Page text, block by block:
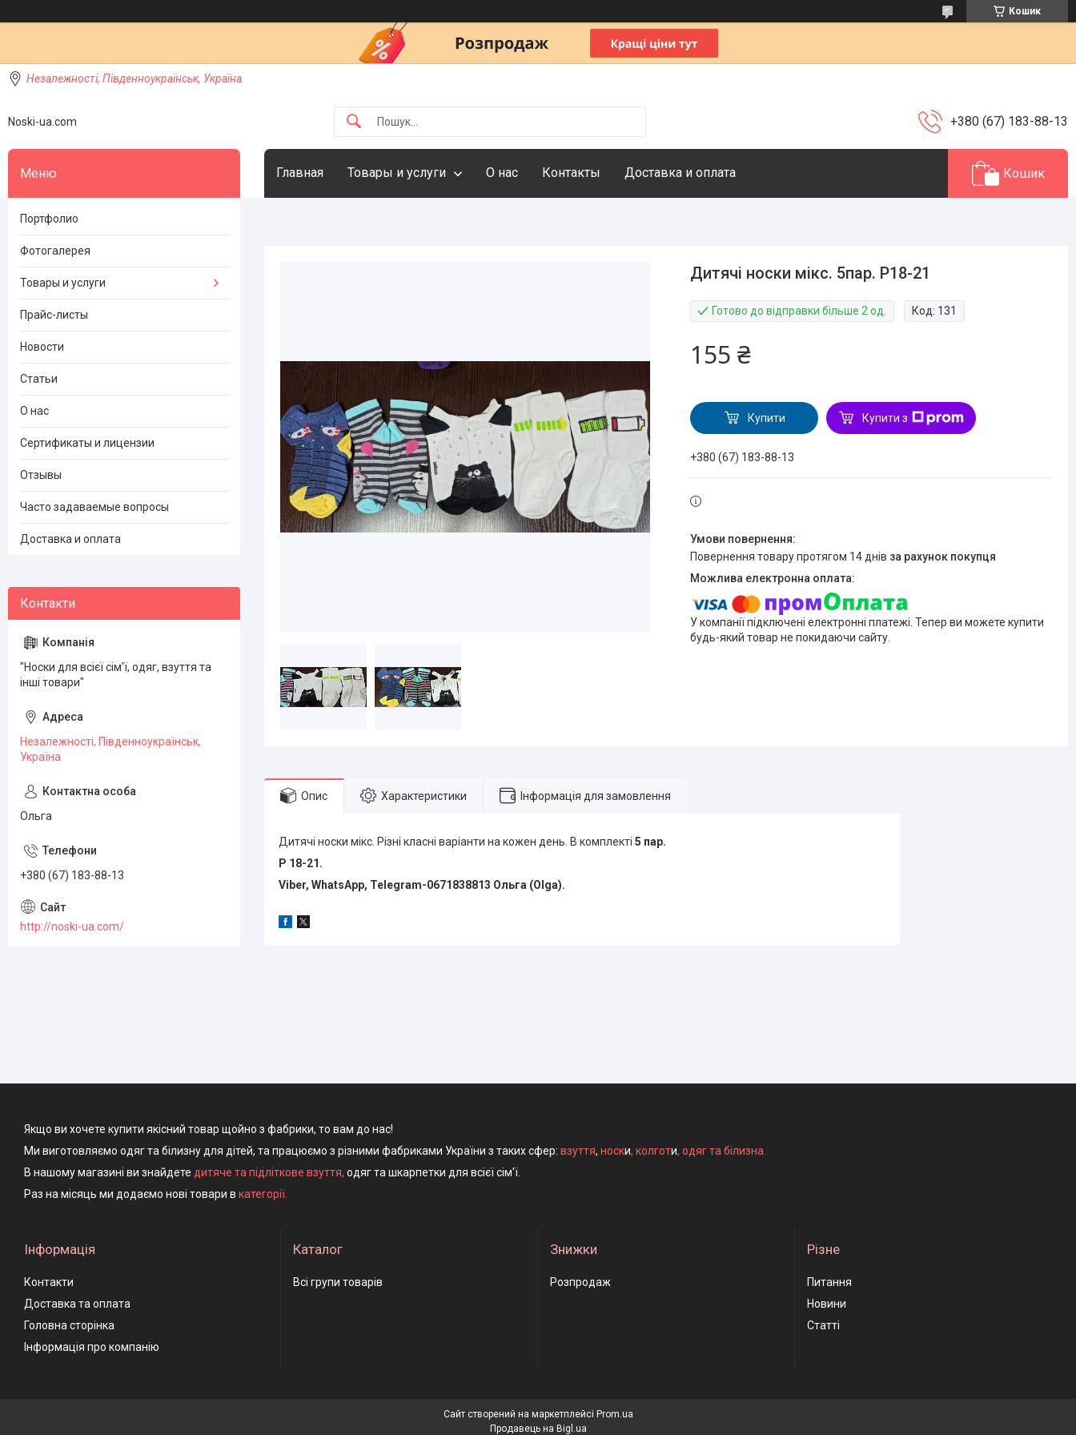
Кошик
Незалежності, Південноукраїнськ, Україна
Noski-ua.com +380 (67) 183-88-13
Главная Товары и услуги О нас Контакты Доставка и оплата Кошик
Дитячі носки мікс. 5пар. Р18-21
Готово до відправки більше 2 од. Код: 131
155 ₴
Купити Купити з
+380 (67) 183-88-13
повернення товару протягом 14 днів за рахунок покупця
У компанії підключені електронні платежі. Тепер ви можете купити
будь-який товар не покидаючи сайту.
Опис Характеристики Інформація для замовлення
Дитячі носки мікс. Різні класні варіанти на кожен день. В комплекті 5 пар.
Р 18-21.
Viber, WhatsApp, Telegram-0671838813 Ольга (Olga).
Портфолио
Фотогалерея
Товары и услуги
Прайс-листы
Новости
Статьи
О нас
Сертификаты и лицензии
Отзывы
Часто задаваемые вопросы
Доставка и оплата
"Носки для всієї сім'ї, одяг, взуття та
інші товари"
Незалежності, Південноукраїнськ,
Україна
Ольга
+380 (67) 183-88-13
http://noski-ua.com/
Якщо ви хочете купити якісний товар щойно з фабрики, то вам до нас!
Ми виготовляємо одяг та білизну для дітей, та працюємо з різними фабриками України з таких сфер: взуття, носки, колготи, одяг та білизна.
В нашому магазині ви знайдете дитяче та підліткове взуття, одяг та шкарпетки для всієї сім'ї.
Раз на місяць ми додаємо нові товари в категорії.
Інформація
Контакти
Доставка та оплата
Головна сторінка
Інформація про компанію
Каталог
Всі групи товарів
Знижки
Розпродаж
Різне
Питання
Новини
Статті
Сайт створений на маркетплейсі Prom.ua
Продавець на Bigl.ua